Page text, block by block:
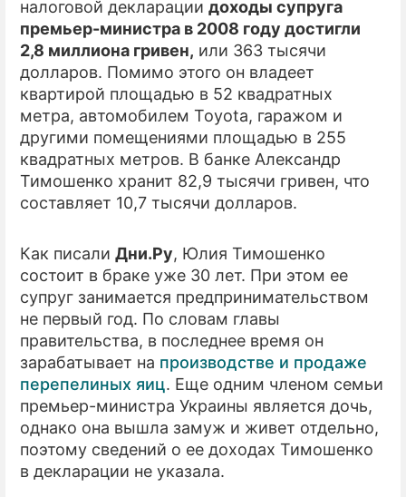
налоговой декларации доходы супруга
премьер-министра в 2008 году достигли
2,8 миллиона гривен, или 363 тысячи
долларов. Помимо этого он владеет
квартирой площадью в 52 квадратных
метра, автомобилем Toyota, гаражом и
другими помещениями площадью в 255
квадратных метров. В банке Александр
Тимошенко хранит 82,9 тысячи гривен, что
составляет 10,7 тысячи долларов.
Как писали Дни.Ру, Юлия Тимошенко
состоит в браке уже 30 лет. При этом ее
супруг занимается предпринимательством
не первый год. По словам главы
правительства, в последнее время он
зарабатывает на производстве и продаже
перепелиных яиц. Еще одним членом семьи
премьер-министра Украины является дочь,
однако она вышла замуж и живет отдельно,
поэтому сведений о ее доходах Тимошенко
в декларации не указала.